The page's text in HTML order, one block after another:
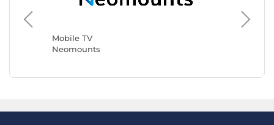
Mobile TV
Neomounts
Mobile
HAMA